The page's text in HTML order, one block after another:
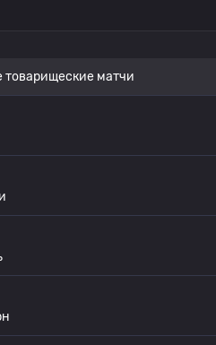
товарищеские матчи